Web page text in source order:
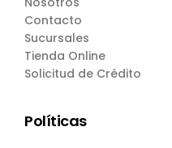
Contacto
Sucursales
Tienda Online
Solicitud de Crédito
Políticas